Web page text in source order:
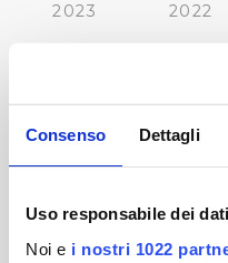
Consenso Dettagli
Uso responsabile dei dati
Noi e i nostri 1022
2023 2022
2015 2014
2010